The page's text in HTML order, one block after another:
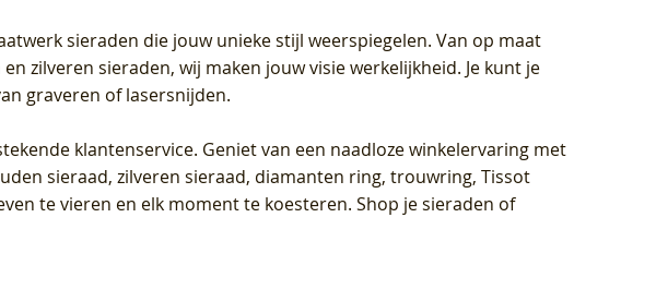
sieraden die jouw unieke stijl weerspiegelen. Van op maat
zilveren sieraden, wij maken jouw visie werkelijkheid. Je kunt je
graveren of lasersnijden.
klantenservice. Geniet van een naadloze winkelervaring met
sieraad, zilveren sieraad, diamanten ring, trouwring, Tissot
te vieren en elk moment te koesteren. Shop je sieraden of